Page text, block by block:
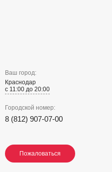
Ваш город:
Краснодар
с 11:00 до 20:00
Городской номер:
8 (812) 907-07-00
Пожаловаться
Пожаловаться
Пожаловаться